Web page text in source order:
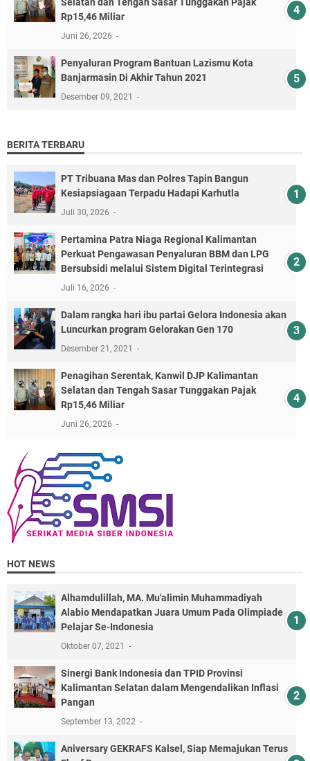
Rp15,46 Miliar
Juni 26, 2026
Penyaluran Program Bantuan Lazismu Kota
Banjarmasin Di Akhir Tahun 2021
Desember 09, 2021
BERITA TERBARU
PT Tribuana Mas dan Polres Tapin Bangun
Kesiapsiagaan Terpadu Hadapi Karhutla
Juli 30, 2026
Pertamina Patra Niaga Regional Kalimantan
Perkuat Pengawasan Penyaluran BBM dan LPG
Bersubsidi melalui Sistem Digital Terintegrasi
Juli 16, 2026
Dalam rangka hari ibu partai Gelora Indonesia akan
Luncurkan program Gelorakan Gen 170
Desember 21, 2021
Penagihan Serentak, Kanwil DJP Kalimantan
Selatan dan Tengah Sasar Tunggakan Pajak
Rp15,46 Miliar
Juni 26, 2026
HOT NEWS
Alhamdulillah, MA. Mu'alimin Muhammadiyah
Alabio Mendapatkan Juara Umum Pada Olimpiade
Pelajar Se-Indonesia
Oktober 07, 2021
Sinergi Bank Indonesia dan TPID Provinsi
Kalimantan Selatan dalam Mengendalikan Inflasi
Pangan
September 13, 2022
Aniversary GEKRAFS Kalsel, Siap Memajukan Terus